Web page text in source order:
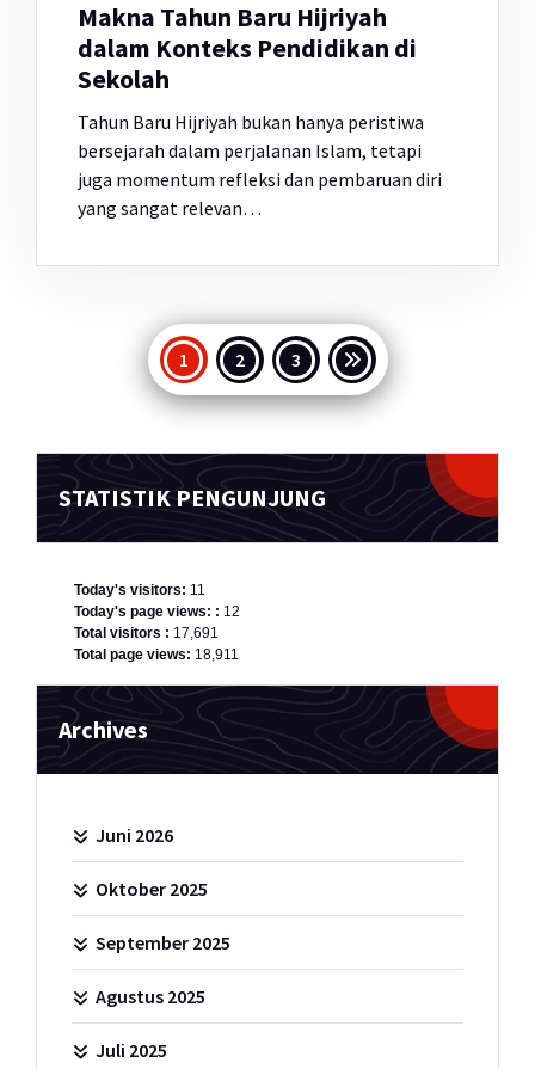
Makna Tahun Baru Hijriyah
dalam Konteks Pendidikan di
Sekolah
Tahun Baru Hijriyah bukan hanya peristiwa
bersejarah dalam perjalanan Islam, tetapi
juga momentum refleksi dan pembaruan diri
yang sangat relevan…
Paginasi
pos
1 2 3
STATISTIK PENGUNJUNG
Today's visitors: 11
Today's page views: : 12
Total visitors : 17,691
Total page views: 18,911
Archives
Juni 2026
Oktober 2025
September 2025
Agustus 2025
Juli 2025